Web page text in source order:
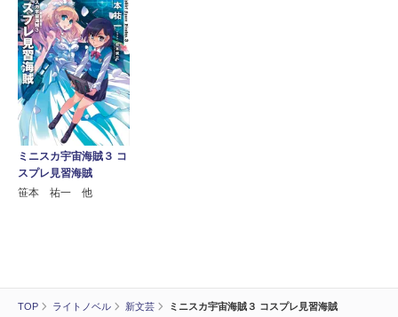
TOP ライトノベル 新文芸 ミニスカ宇宙海賊３ コスプレ見習海賊
ミニスカ宇宙海賊３ コ
スプレ見習海賊
笹本 祐一 他